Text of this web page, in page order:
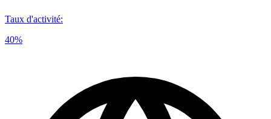
Taux d'activité:
40%